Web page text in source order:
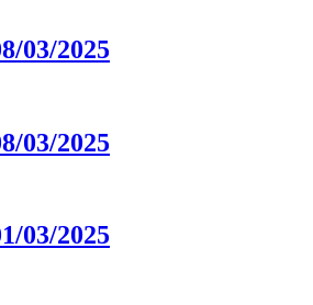
03/2025
03/2025
03/2025